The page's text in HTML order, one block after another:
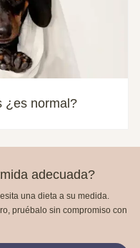
¿es normal?
adecuada?
una dieta a su medida.
pruébalo sin compromiso con